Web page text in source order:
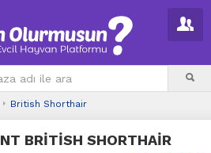
British Shorthair
BRİTİSH SHORTHAİR